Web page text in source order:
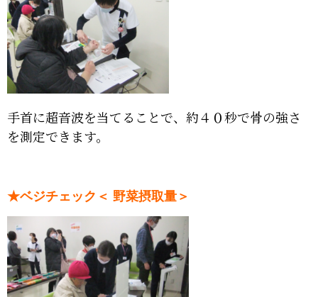
手首に超音波を当てることで、約４０秒で骨の強さ
を測定できます。
★ベジチェック＜ 野菜摂取量＞